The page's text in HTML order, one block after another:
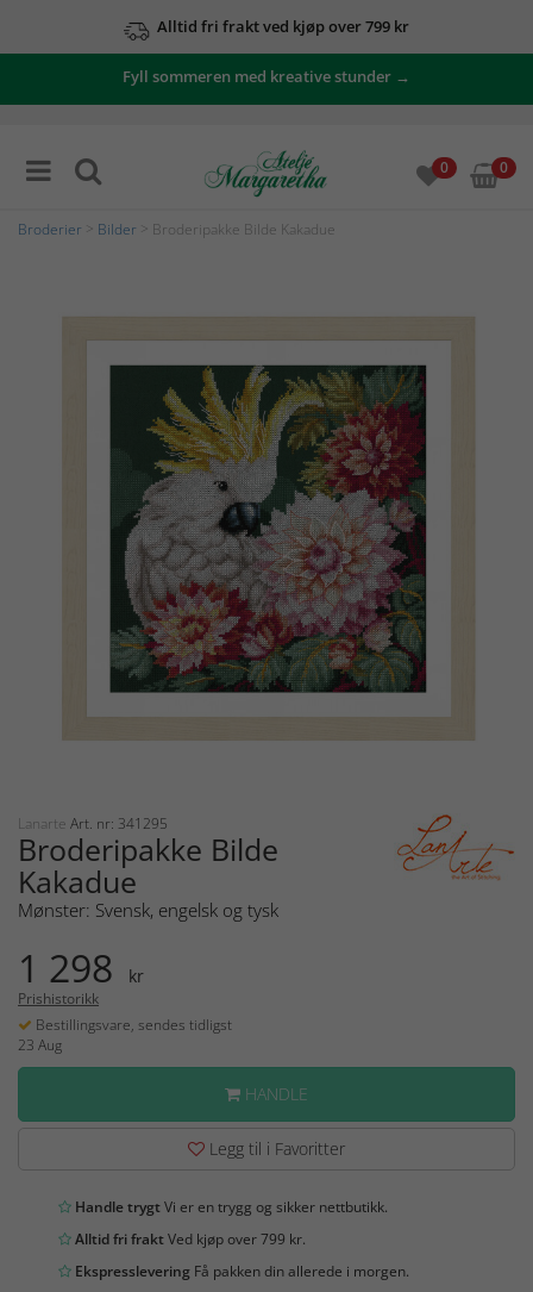
Alltid fri frakt ved kjøp over 799 kr
Fyll sommeren med kreative stunder →
0 0
Broderier Bilder > Broderipakke Bilde Kakadue
Lanarte Art. nr: 341295
Broderipakke Bilde
Kakadue
Mønster: Svensk, engelsk og tysk
1 298 kr
Prishistorikk
Bestillingsvare, sendes tidligst
23 Aug
HANDLE
Legg til i Favoritter
Handle trygtVi er en trygg og sikker nettbutikk.
Alltid fri fraktVed kjøp over 799 kr.
Ekspresslevering Få pakken din allerede i morgen.